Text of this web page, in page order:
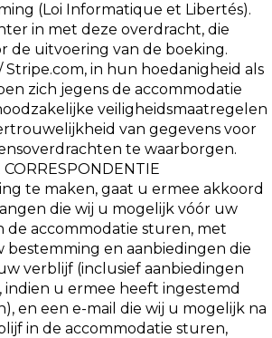
(Loi Informatique et Libertés).
in met deze overdracht, die
de uitvoering van de boeking.
Stripe.com, in hun hoedanigheid als
zich jegens de accommodatie
veiligheidsmaatregelen
van gegevens voor
te waarborgen.
CORRESPONDENTIE
te maken, gaat u ermee akkoord
die wij u mogelijk vóór uw
de accommodatie sturen, met
bestemming en aanbiedingen die
verblijf (inclusief aanbiedingen
indien u ermee heeft ingestemd
en een e-mail die wij u mogelijk na
in de accommodatie sturen,